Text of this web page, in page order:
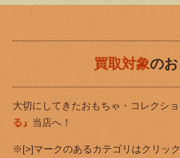
買取対象の
大切にしてきたおもちゃ・コレクシ
る』 当店へ！
※[>]マークのあるカテゴリはクリッ